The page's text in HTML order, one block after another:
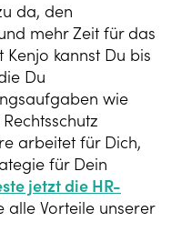
da, den
mehr Zeit für das
kannst Du bis
Du
wie
arbeitet für Dich,
für Dein
jetzt die HR-
alle Vorteile unserer